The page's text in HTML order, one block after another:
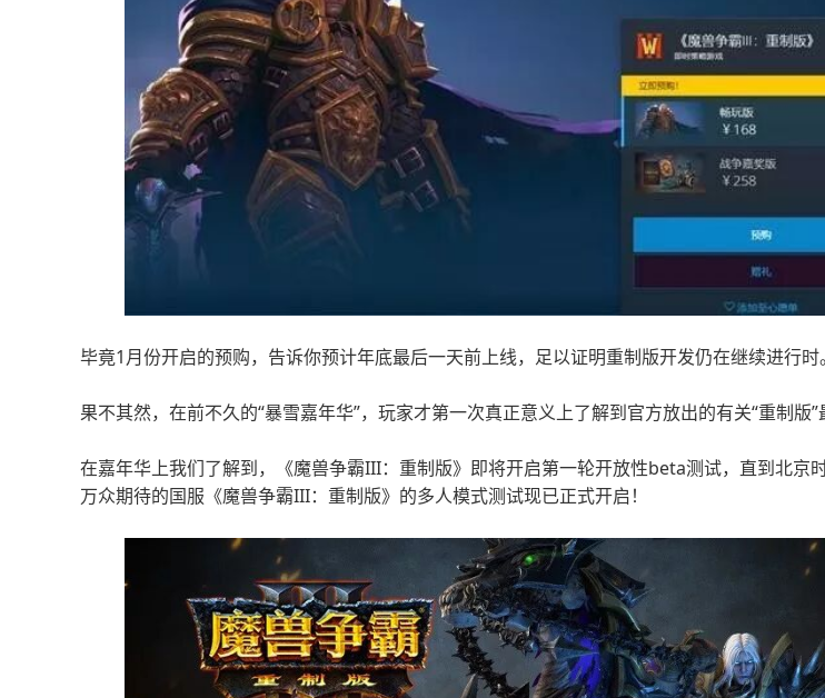
毕竟1月份开启的预购，告诉你预计年底最后一天前上线，足以证明重制版开发仍在继续进行时。
果不其然，在前不久的“暴雪嘉年华”，玩家才第一次真正意义上了解到官方放出的有关“重制版”
在嘉年华上我们了解到，《魔兽争霸III：重制版》即将开启第一轮开放性beta测试，直到北京时
万众期待的国服《魔兽争霸III：重制版》的多人模式测试现已正式开启！